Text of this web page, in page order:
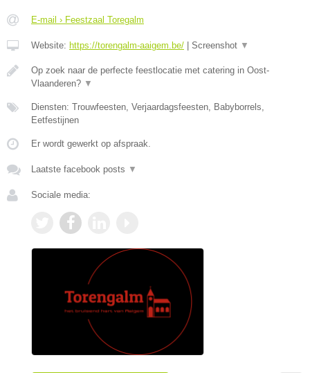
E-mail › Feestzaal Toregalm
Website: https://torengalm-aaigem.be/ Screenshot ▼
Op zoek naar de perfecte feestlocatie met catering in Oost-
Vlaanderen? ▼
Diensten: Trouwfeesten, Verjaardagsfeesten, Babyborrels,
Eetfestijnen
Er wordt gewerkt op afspraak.
Laatste facebook posts ▼
Sociale media: